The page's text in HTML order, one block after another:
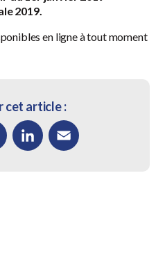
2019.
en ligne à tout moment
cet article :